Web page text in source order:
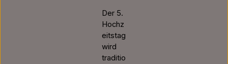
Der 5.
Hochz
eitstag
wird
traditio